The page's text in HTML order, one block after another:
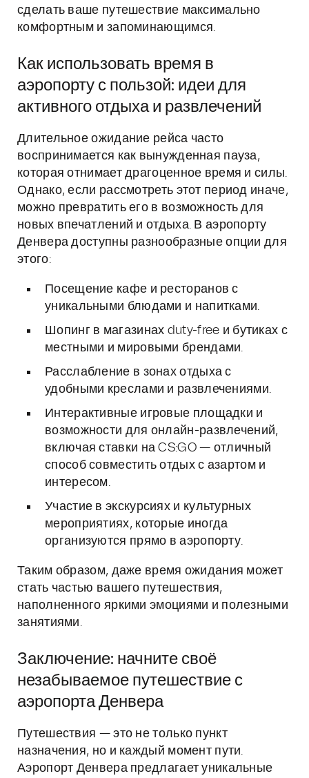
сделать ваше путешествие максимально
комфортным и запоминающимся.
Как использовать время в
аэропорту с пользой: идеи для
активного отдыха и развлечений
Длительное ожидание рейса часто
воспринимается как вынужденная пауза,
которая отнимает драгоценное время и силы.
Однако, если рассмотреть этот период иначе,
можно превратить его в возможность для
новых впечатлений и отдыха. В аэропорту
Денвера доступны разнообразные опции для
этого:
Посещение кафе и ресторанов с
уникальными блюдами и напитками.
Шопинг в магазинах duty-free и бутиках с
местными и мировыми брендами.
Расслабление в зонах отдыха с
удобными креслами и развлечениями.
Интерактивные игровые площадки и
возможности для онлайн-развлечений,
включая ставки на CS:GO — отличный
способ совместить отдых с азартом и
интересом.
Участие в экскурсиях и культурных
мероприятиях, которые иногда
организуются прямо в аэропорту.
Таким образом, даже время ожидания может
стать частью вашего путешествия,
наполненного яркими эмоциями и полезными
занятиями.
Заключение: начните своё
незабываемое путешествие с
аэропорта Денвера
Путешествия — это не только пункт
назначения, но и каждый момент пути.
Аэропорт Денвера предлагает уникальные